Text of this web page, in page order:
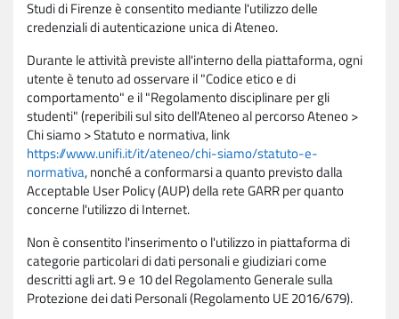
Studi di Firenze è consentito mediante l'utilizzo delle
credenziali di autenticazione unica di Ateneo.
Durante le attività previste all'interno della piattaforma, ogni
utente è tenuto ad osservare il "Codice etico e di
comportamento" e il "Regolamento disciplinare per gli
studenti" (reperibili sul sito dell'Ateneo al percorso Ateneo >
Chi siamo > Statuto e normativa, link
https://www.unifi.it/it/ateneo/chi-siamo/statuto-e-
normativa, nonché a conformarsi a quanto previsto dalla
Acceptable User Policy (AUP) della rete GARR per quanto
concerne l'utilizzo di Internet.
Non è consentito l'inserimento o l'utilizzo in piattaforma di
categorie particolari di dati personali e giudiziari come
descritti agli art. 9 e 10 del Regolamento Generale sulla
Protezione dei dati Personali (Regolamento UE 2016/679).